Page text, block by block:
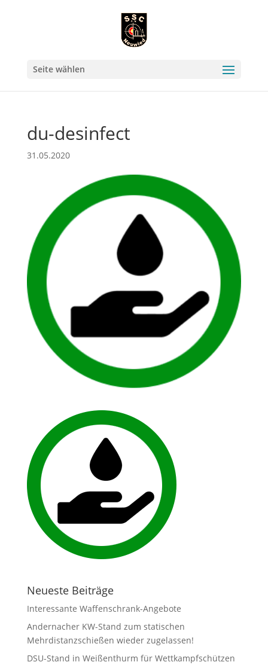
Seite wählen
du-desinfect
31.05.2020
Neueste Beiträge
Interessante Waffenschrank-Angebote
Andernacher KW-Stand zum statischen
Mehrdistanzschießen wieder zugelassen!
DSU-Stand in Weißenthurm für Wettkampfschützen